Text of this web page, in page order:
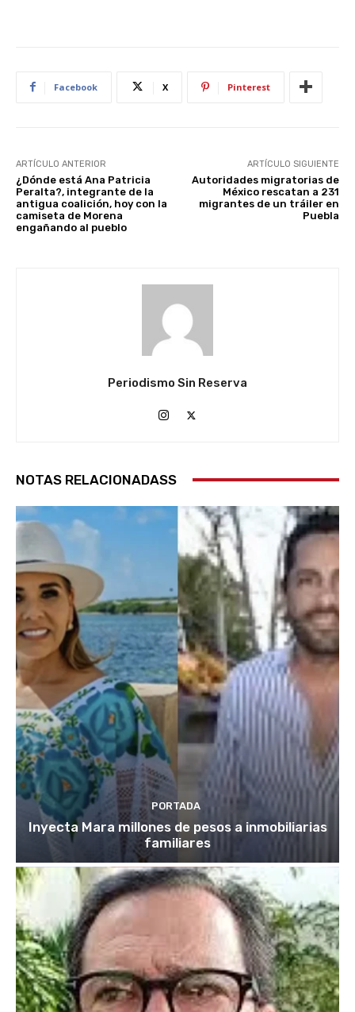
Facebook X Pinterest
ARTÍCULO ANTERIOR
¿Dónde está Ana Patricia
Peralta?, integrante de la
antigua coalición, hoy con la
camiseta de Morena
engañando al pueblo
ARTÍCULO SIGUIENTE
Autoridades migratorias de
México rescatan a 231
migrantes de un tráiler en
Puebla
Periodismo Sin Reserva
NOTAS RELACIONADASS
PORTADA
Inyecta Mara millones de pesos a inmobiliarias
familiares